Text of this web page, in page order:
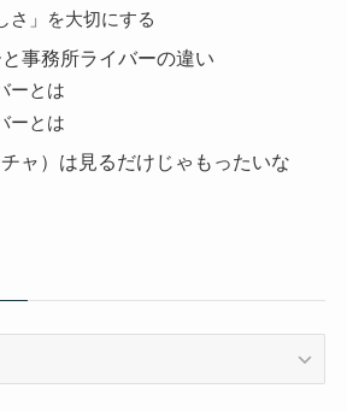
さ」を大切にする
事務所ライバーの違い
ーとは
ーとは
ャ）は見るだけじゃもったいな